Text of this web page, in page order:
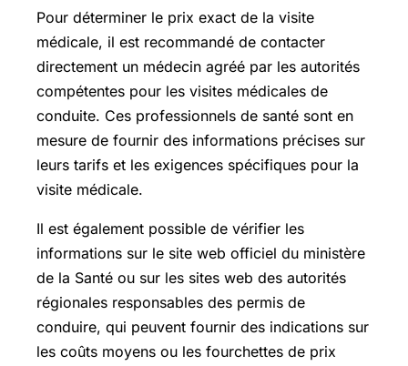
Pour déterminer le prix exact de la visite
médicale, il est recommandé de contacter
directement un médecin agréé par les autorités
compétentes pour les visites médicales de
conduite. Ces professionnels de santé sont en
mesure de fournir des informations précises sur
leurs tarifs et les exigences spécifiques pour la
visite médicale.
Il est également possible de vérifier les
informations sur le site web officiel du ministère
de la Santé ou sur les sites web des autorités
régionales responsables des permis de
conduire, qui peuvent fournir des indications sur
les coûts moyens ou les fourchettes de prix